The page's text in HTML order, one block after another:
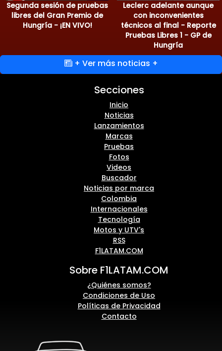
Segunda sesión de pruebas
libres del Gran Premio de
Hungría - ¡EN VIVO!
Leclerc adelante aunque
con inconvenientes
técnicos al final - Reporte
Pruebas Libres 1 - GP de
Hungría
+ Ver más noticias +
Secciones
Inicio
Noticias
Lanzamientos
Marcas
Pruebas
Fotos
Videos
Buscador
Noticias por marca
Colombia
Internacionales
Tecnología
Motos y UTV's
RSS
F1LATAM.COM
Sobre F1LATAM.COM
¿Quiénes somos?
Condiciones de Uso
Políticas de Privacidad
Contacto